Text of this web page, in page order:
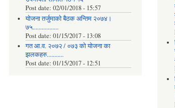
Post date:02/01/2018 - 15:57
याेजना तर्जुमाकाे बैठक अन्तिम २०७४।
७५.................
Post date:01/15/2017 - 13:08
गत आ.व. २०७२ / ०७३ को योजना का
झलकहरु...........
Post date:01/15/2017 - 12:51